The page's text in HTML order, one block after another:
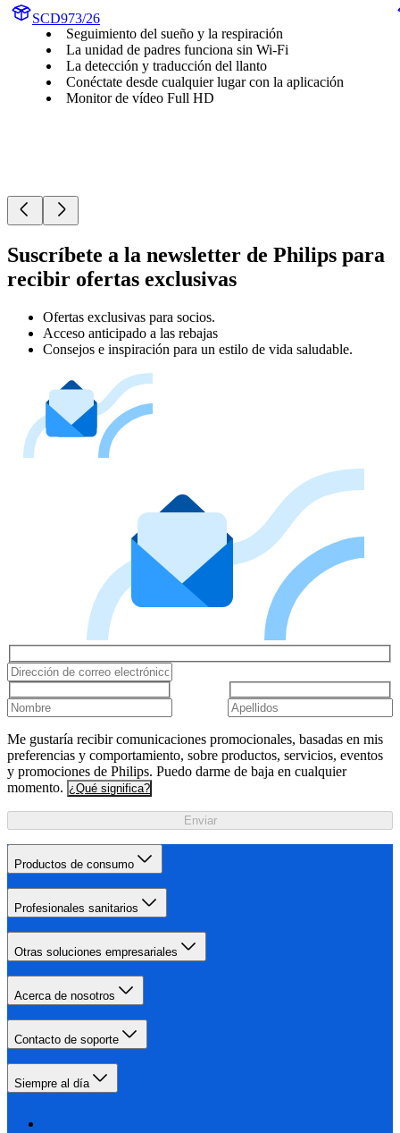
SCD973/26
Seguimiento del sueño y la respiración
La unidad de padres funciona sin Wi-Fi
La detección y traducción del llanto
Conéctate desde cualquier lugar con la aplicación
Monitor de vídeo Full HD
Suscríbete a la newsletter de Philips para
recibir ofertas exclusivas
Ofertas exclusivas para socios.
Acceso anticipado a las rebajas
Consejos e inspiración para un estilo de vida saludable.
Me gustaría recibir comunicaciones promocionales, basadas en mis
preferencias y comportamiento, sobre productos, servicios, eventos
y promociones de Philips. Puedo darme de baja en cualquier
momento. ¿Qué significa?
Enviar
Productos de consumo
Profesionales sanitarios
Otras soluciones empresariales
Acerca de nosotros
Contacto de soporte
Siempre al día